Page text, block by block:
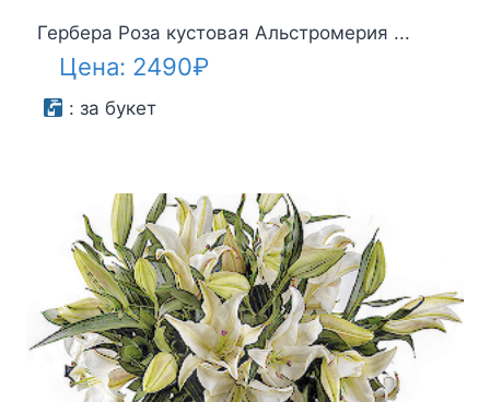
Гербера Роза кустовая Альстромерия ...
Цена: 2490₽
: за букет